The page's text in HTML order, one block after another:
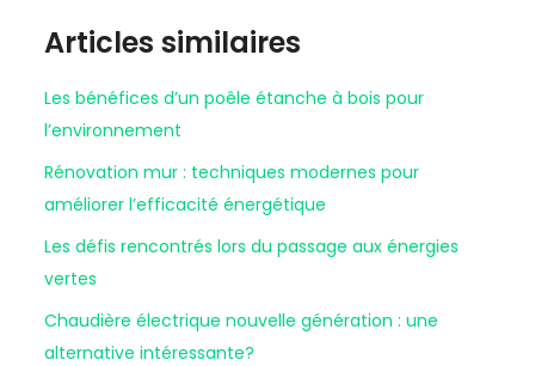
Articles similaires
Les bénéfices d’un poêle étanche à bois pour
l’environnement
Rénovation mur : techniques modernes pour
améliorer l’efficacité énergétique
Les défis rencontrés lors du passage aux énergies
vertes
Chaudière électrique nouvelle génération : une
alternative intéressante?